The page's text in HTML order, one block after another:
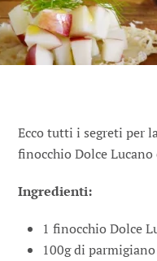
Ecco tutti i segreti per
finocchio Dolce Lucano
Ingredienti:
1 finocchio Dolce
100g di